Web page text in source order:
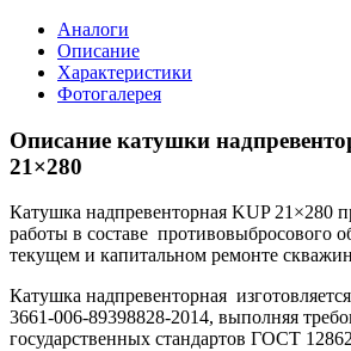
Аналоги
Описание
Характеристики
Фотогалерея
Описание катушки
21×280
Катушка надпревенторная KUP 21×280
работы в составе противовыбросового
текущем и капитальном ремонте
Катушка надпревенторная
3661-006-89398828-2014, выполняя
государственных стандартов ГОСТ